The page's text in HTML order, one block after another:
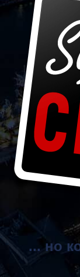
... но